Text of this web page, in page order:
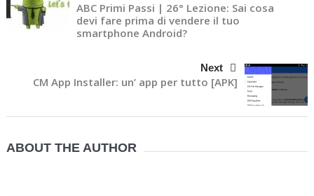
ABC Primi Passi | 26° Lezione: Sai cosa
devi fare prima di vendere il tuo
smartphone Android?
Next
CM App Installer: un’ app per tutto [APK]
ABOUT THE AUTHOR